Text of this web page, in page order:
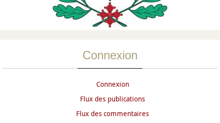
Connexion
Connexion
Flux des publications
Flux des commentaires